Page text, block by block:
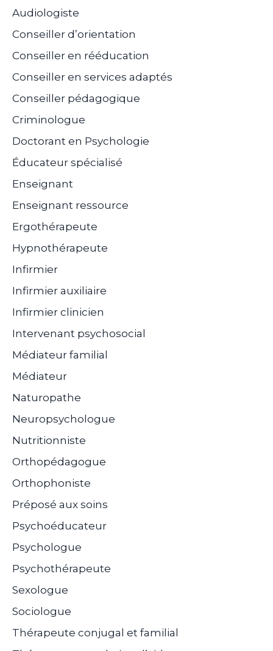
Audiologiste
Conseiller d’orientation
Conseiller en rééducation
Conseiller en services adaptés
Conseiller pédagogique
Criminologue
Doctorant en Psychologie
Éducateur spécialisé
Enseignant
Enseignant ressource
Ergothérapeute
Hypnothérapeute
Infirmier
Infirmier auxiliaire
Infirmier clinicien
Intervenant psychosocial
Médiateur familial
Médiateur
Naturopathe
Neuropsychologue
Nutritionniste
Orthopédagogue
Orthophoniste
Préposé aux soins
Psychoéducateur
Psychologue
Psychothérapeute
Sexologue
Sociologue
Thérapeute conjugal et familial